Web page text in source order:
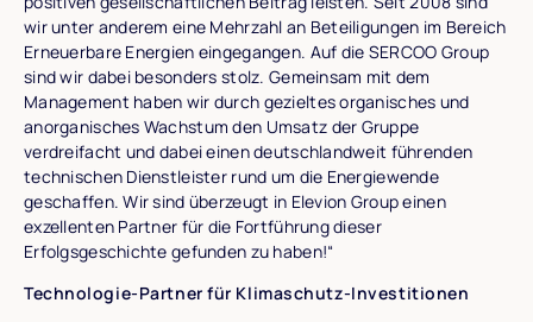
wir unter anderem eine Mehrzahl an Beteiligungen im Bereich
Erneuerbare Energien eingegangen. Auf die SERCOO Group
sind wir dabei besonders stolz. Gemeinsam mit dem
Management haben wir durch gezieltes organisches und
anorganisches Wachstum den Umsatz der Gruppe
verdreifacht und dabei einen deutschlandweit führenden
technischen Dienstleister rund um die Energiewende
geschaffen. Wir sind überzeugt in Elevion Group einen
exzellenten Partner für die Fortführung dieser
Erfolgsgeschichte gefunden zu haben!“
Technologie-Partner für Klimaschutz-Investitionen